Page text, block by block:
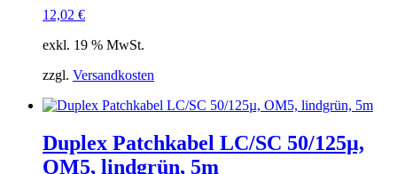
12,02 €
exkl. 19 % MwSt.
zzgl. Versandkosten
Duplex Patchkabel LC/SC 50/125µ,
OM5, lindgrün, 5m